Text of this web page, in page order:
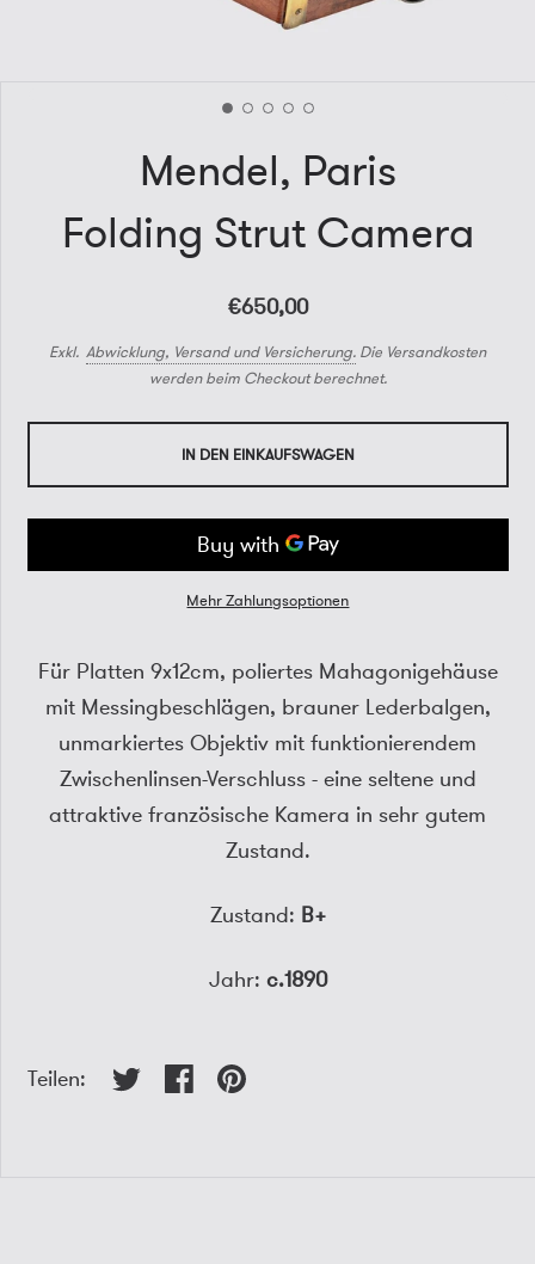
Mendel, Paris
Folding Strut Camera
€650,00
Exkl.Abwicklung, Versand und Versicherung. Die Versandkosten
werden beim Checkout berechnet.
IN DEN EINKAUFSWAGEN
Mehr Zahlungsoptionen
Für Platten 9x12cm, poliertes Mahagonigehäuse
mit Messingbeschlägen, brauner Lederbalgen,
unmarkiertes Objektiv mit funktionierendem
Zwischenlinsen-Verschluss - eine seltene und
attraktive französische Kamera in sehr gutem
Zustand.
Zustand: B+
Jahr: c.1890
Teilen: